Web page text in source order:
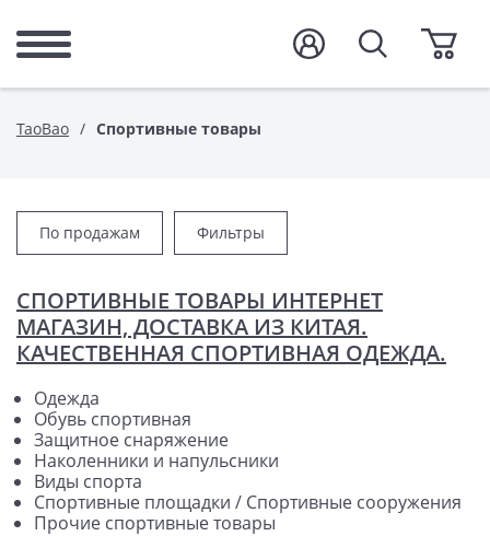
TaoBao Спортивные товары
По продажам Фильтры
СПОРТИВНЫЕ ТОВАРЫ ИНТЕРНЕТ
МАГАЗИН, ДОСТАВКА ИЗ КИТАЯ.
КАЧЕСТВЕННАЯ СПОРТИВНАЯ ОДЕЖДА.
Одежда
Обувь спортивная
Защитное снаряжение
Наколенники и напульсники
Виды спорта
Спортивные площадки / Спортивные сооружения
Прочие спортивные товары